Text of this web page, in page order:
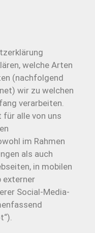
welche Arten
(nachfolgend
wir zu welchen
verarbeiten.
alle von uns
im Rahmen
als auch
in mobilen
externer
Social-Media-